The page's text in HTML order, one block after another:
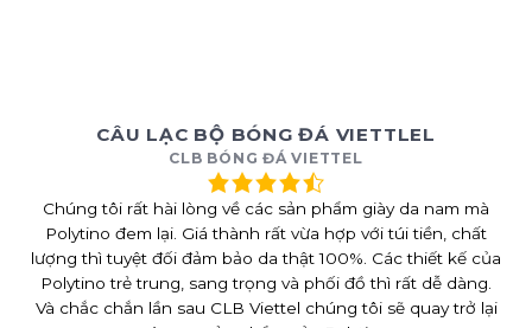
CÂU LẠC BỘ BÓNG ĐÁ VIETTLEL
CLB BÓNG ĐÁ VIETTEL
Chúng tôi rất hài lòng về các sản phẩm giày da nam mà
Polytino đem lại. Giá thành rất vừa hợp với túi tiền, chất
lượng thì tuyệt đối đảm bảo da thật 100%. Các thiết kế của
Polytino trẻ trung, sang trọng và phối đồ thì rất dễ dàng.
Và chắc chắn lần sau CLB Viettel chúng tôi sẽ quay trở lại